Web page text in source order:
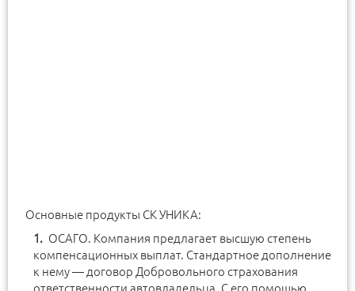
Основные продукты СК УНИКА:
ОСАГО. Компания предлагает высшую степень
компенсационных выплат. Стандартное дополнение
к нему — договор Добровольного страхования